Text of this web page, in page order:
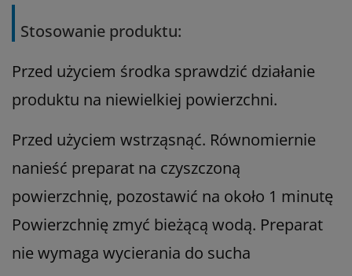
Stosowanie produktu:
Przed użyciem środka sprawdzić działanie
produktu na niewielkiej powierzchni.
Przed użyciem wstrząsnąć. Równomiernie
nanieść preparat na czyszczoną
powierzchnię, pozostawić na około 1 minutę
Powierzchnię zmyć bieżącą wodą. Preparat
nie wymaga wycierania do sucha